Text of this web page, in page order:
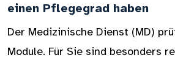
einen Pflegegrad haben
Der Medizinische Dienst (MD)
Module. Für Sie sind besonders